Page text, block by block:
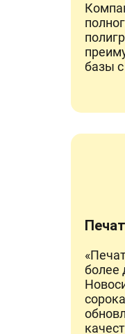
базы
более